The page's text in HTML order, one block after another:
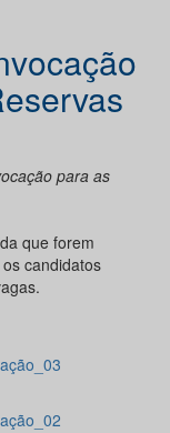
para as
que forem
candidatos